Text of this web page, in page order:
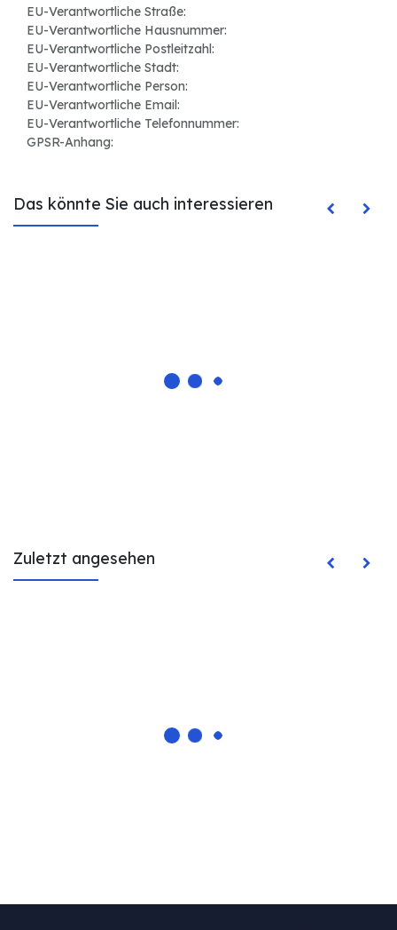
EU-Verantwortliche Straße:
EU-Verantwortliche Hausnummer:
EU-Verantwortliche Postleitzahl:
EU-Verantwortliche Stadt:
EU-Verantwortliche Person:
EU-Verantwortliche Email:
EU-Verantwortliche Telefonnummer:
GPSR-Anhang:
Das könnte Sie auch interessieren
Zuletzt angesehen